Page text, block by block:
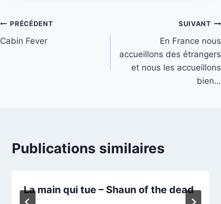
Navigation
de
PRÉCÉDENT
Cabin Fever
SUIVANT
En France nous
accueillons des étrangers
et nous les accueillons
bien…
Publications similaires
La main qui tue – Shaun of the dead